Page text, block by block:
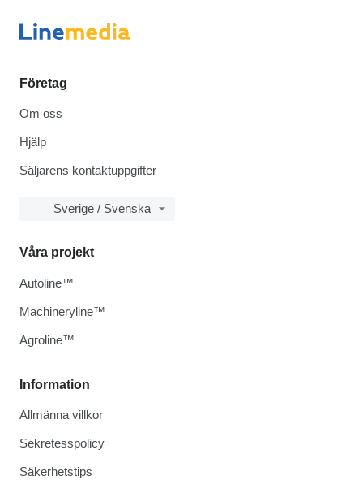
Företag
Om oss
Hjälp
Säljarens kontaktuppgifter
Sverige / Svenska
Information
Allmänna villkor
Sekretesspolicy
Säkerhetstips
Våra projekt
Autoline™
Machineryline™
Agroline™